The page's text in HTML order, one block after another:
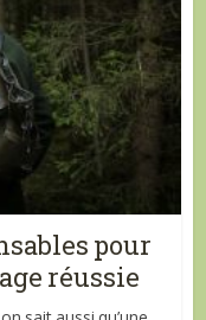
pour
réussie